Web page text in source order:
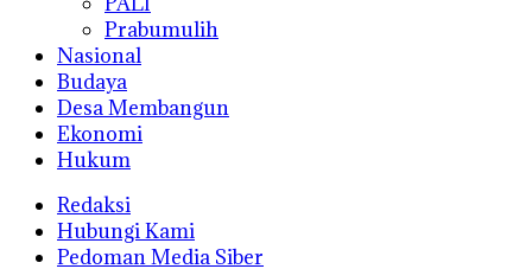
Prabumulih
Nasional
Budaya
Desa Membangun
Ekonomi
Hukum
Redaksi
Hubungi Kami
Pedoman Media Siber